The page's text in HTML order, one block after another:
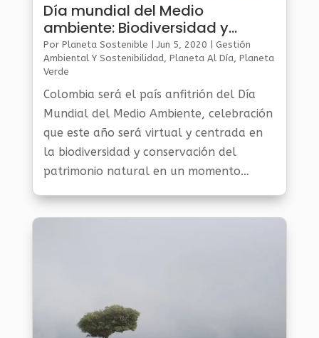
Día mundial del Medio
ambiente: Biodiversidad y
conservación del patrimonio
natural
Por Planeta Sostenible |Jun 5, 2020
Gestión
Ambiental Y Sostenibilidad, Planeta Al Día, Planeta
Verde
Colombia será el país anfitrión del Día
Mundial del Medio Ambiente, celebración
que este año será virtual y centrada en
la biodiversidad y conservación del
patrimonio natural en un momento